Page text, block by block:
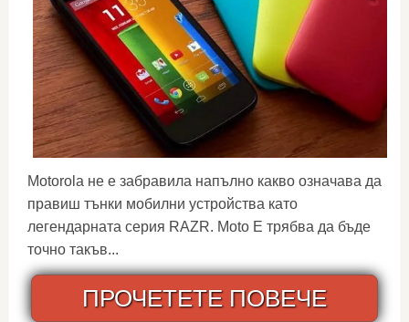
Motorola не е забравила напълно какво означава да
правиш тънки мобилни устройства като
легендарната серия RAZR. Moto E трябва да бъде
точно такъв...
ПРОЧЕТЕТЕ ПОВЕЧЕ